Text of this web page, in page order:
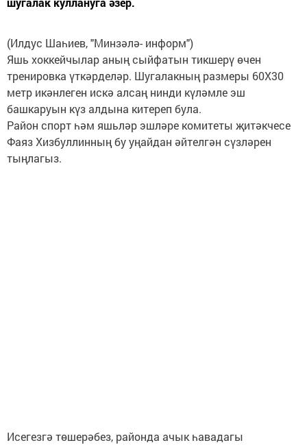
(Илдус Шаһиев, "Минзәлә- информ")
Яшь хоккейчылар аның сыйфатын тикшерү өчен
тренировка үткәрделәр. Шугалакның размеры 60Х30
метр икәнлеген искә алсаң нинди күләмле эш
башкаруын күз алдына китереп була.
Район спорт һәм яшьләр эшләре комитеты җитәкчесе
Фаяз Хизбуллинның бу уңайдан әйтелгән сүзләрен
тыңлагыз.
Исегезгә төшерәбез, районда ачык һавадагы